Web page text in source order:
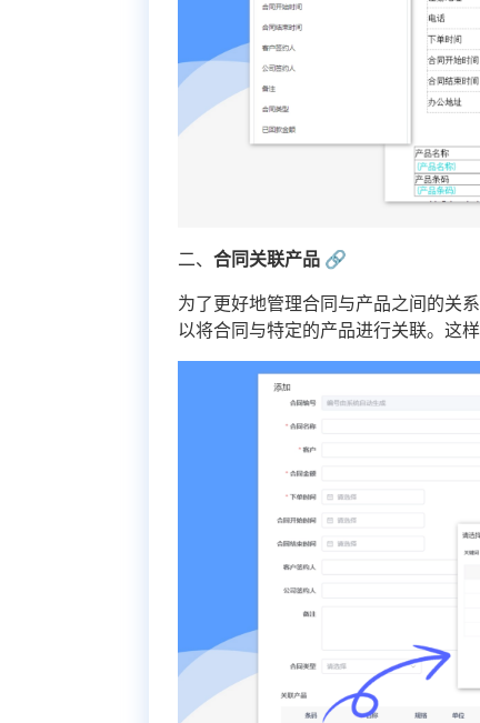
二、合同关联产品 🔗
为了更好地管理合同与产品之间的关
以将合同与特定的产品进行关联。这